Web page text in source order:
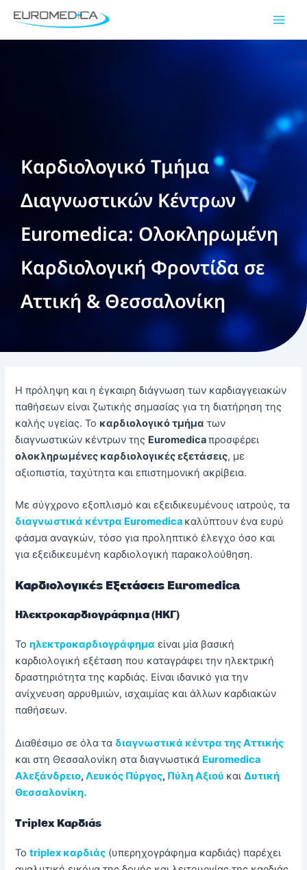
στο
περιεχόμενο
Main
Καρδιολογικό Τμήμα
Διαγνωστικών Κέντρων
Euromedica: Ολοκληρωμένη
Καρδιολογική Φροντίδα σε
Αττική & Θεσσαλονίκη
Η πρόληψη και η έγκαιρη διάγνωση των καρδιαγγειακών
παθήσεων είναι ζωτικής σημασίας για τη διατήρηση της
καλής υγείας. Το καρδιολογικό τμήμα των
διαγνωστικών κέντρων της Euromedicaπροσφέρει
ολοκληρωμένες καρδιολογικές εξετάσεις, με
αξιοπιστία, ταχύτητα και επιστημονική ακρίβεια.
Με σύγχρονο εξοπλισμό και εξειδικευμένους ιατρούς, τα
διαγνωστικά κέντρα Euromedica καλύπτουν ένα ευρύ
φάσμα αναγκών, τόσο για προληπτικό έλεγχο όσο και
για εξειδικευμένη καρδιολογική παρακολούθηση.
Καρδιολογικές Εξετάσεις Euromedica
Ηλεκτροκαρδιογράφημα (ΗΚΓ)
Τοηλεκτροκαρδιογράφημα είναι μία βασική
καρδιολογική εξέταση που καταγράφει την ηλεκτρική
δραστηριότητα της καρδιάς. Είναι ιδανικό για την
ανίχνευση αρρυθμιών, ισχαιμίας και άλλων καρδιακών
παθήσεων.
Διαθέσιμο σε όλα τα διαγνωστικά κέντρα της Αττικής
και στη Θεσσαλονίκη στα διαγνωστικά Euromedica
Αλεξάνδρειο,Λευκός Πύργος, Πύλη Αξιού καιΔυτική
Θεσσαλονίκη.
Triplex Καρδιάς
Τοtriplex καρδιάς (υπερηχογράφημα καρδιάς) παρέχει